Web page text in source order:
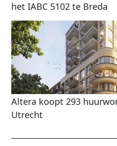
het IABC 5102 te Breda
Altera koopt 293
Utrecht